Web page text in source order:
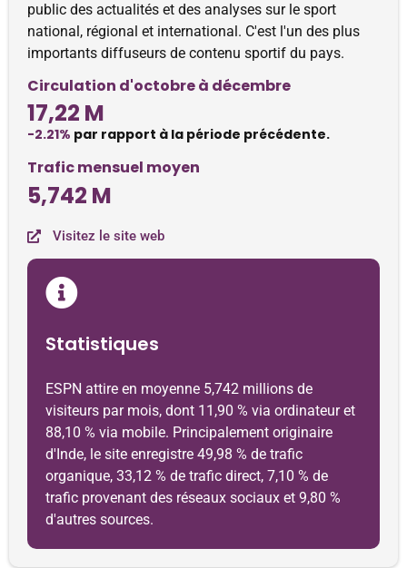
public des actualités et des analyses sur le sport
national, régional et international. C'est l'un des plus
importants diffuseurs de contenu sportif du pays.
Circulation d'octobre à décembre
17,22 M
-2.21% par rapport à la période précédente.
Trafic mensuel moyen
5,742 M
Visitez le site web
Statistiques
ESPN attire en moyenne 5,742 millions de
visiteurs par mois, dont 11,90 % via ordinateur et
88,10 % via mobile. Principalement originaire
d'Inde, le site enregistre 49,98 % de trafic
organique, 33,12 % de trafic direct, 7,10 % de
trafic provenant des réseaux sociaux et 9,80 %
d'autres sources.